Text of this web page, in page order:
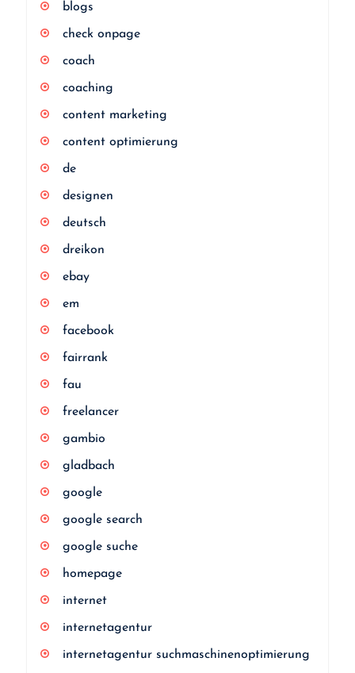
blogs
check onpage
coach
coaching
content marketing
content optimierung
de
designen
deutsch
dreikon
ebay
em
facebook
fairrank
fau
freelancer
gambio
gladbach
google
google search
google suche
homepage
internet
internetagentur
internetagentur suchmaschinenoptimierung